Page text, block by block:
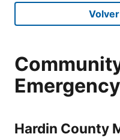
Hardin County